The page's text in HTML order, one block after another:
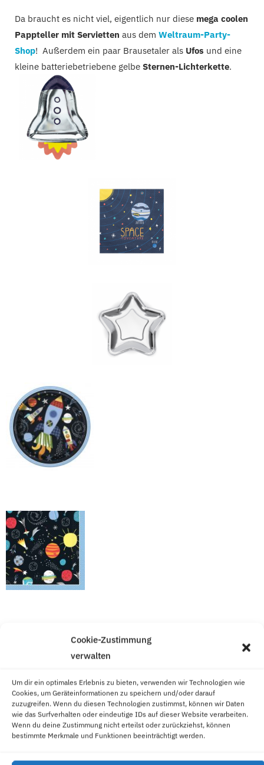
Cookie-Zustimmung
verwalten
Um dir ein optimales Erlebnis zu bieten, verwenden wir Technologien wie
Cookies, um Geräteinformationen zu speichern und/oder darauf
zuzugreifen. Wenn du diesen Technologien zustimmst, können wir Daten
wie das Surfverhalten oder eindeutige IDs auf dieser Website verarbeiten.
Wenn du deine Zustimmung nicht erteilst oder zurückziehst, können
bestimmte Merkmale und Funktionen beeinträchtigt werden.
Da braucht es nicht viel, eigentlich nur diese mega coolen
Pappteller mit Servietten aus dem Weltraum-Party-
Shop! Außerdem ein paar Brausetaler als Ufos und eine
kleine batteriebetriebene gelbe Sternen-Lichterkette.
Snack Weltraum-Nahrung